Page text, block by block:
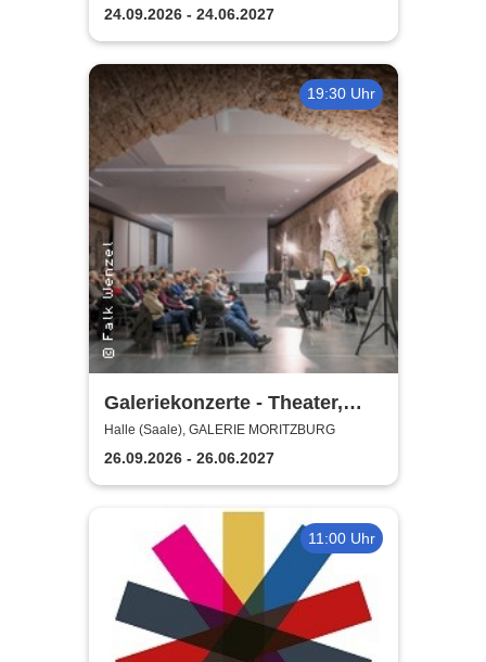
24.09.2026 - 24.06.2027
19:30 Uhr
Galeriekonzerte - Theater,
Oper und Orchester Halle
Halle (Saale), GALERIE MORITZBURG
26.09.2026 - 26.06.2027
11:00 Uhr